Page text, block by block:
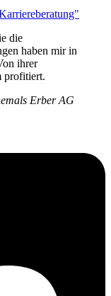
die
haben mir in
ihrer
profitiert.
Erber AG